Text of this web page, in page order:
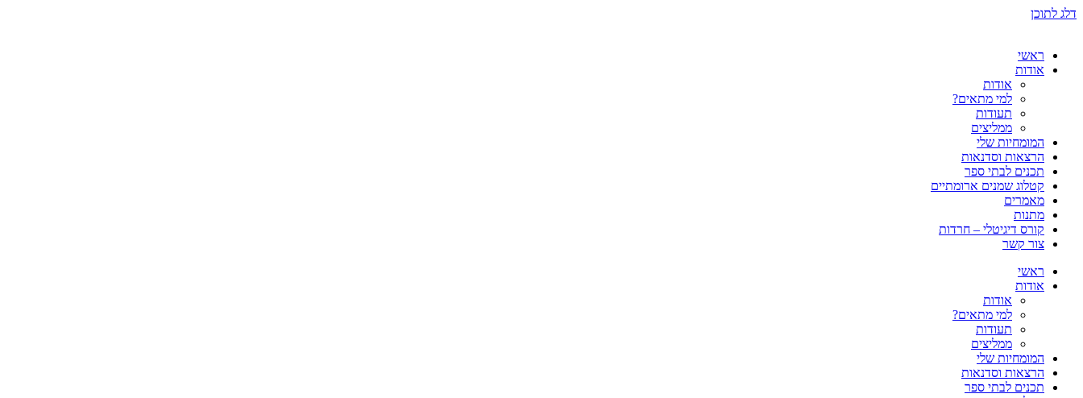
דלג לתוכן
ראשי
אודות
אודות
למי מתאים?
תעודות
ממליצים
המומחיות שלי
הרצאות וסדנאות
תכנים לבתי ספר
קטלוג שמנים ארומתיים
מאמרים
מתנות
קורס דיגיטלי – חרדות
צור קשר
ראשי
אודות
אודות
למי מתאים?
תעודות
ממליצים
המומחיות שלי
הרצאות וסדנאות
תכנים לבתי ספר